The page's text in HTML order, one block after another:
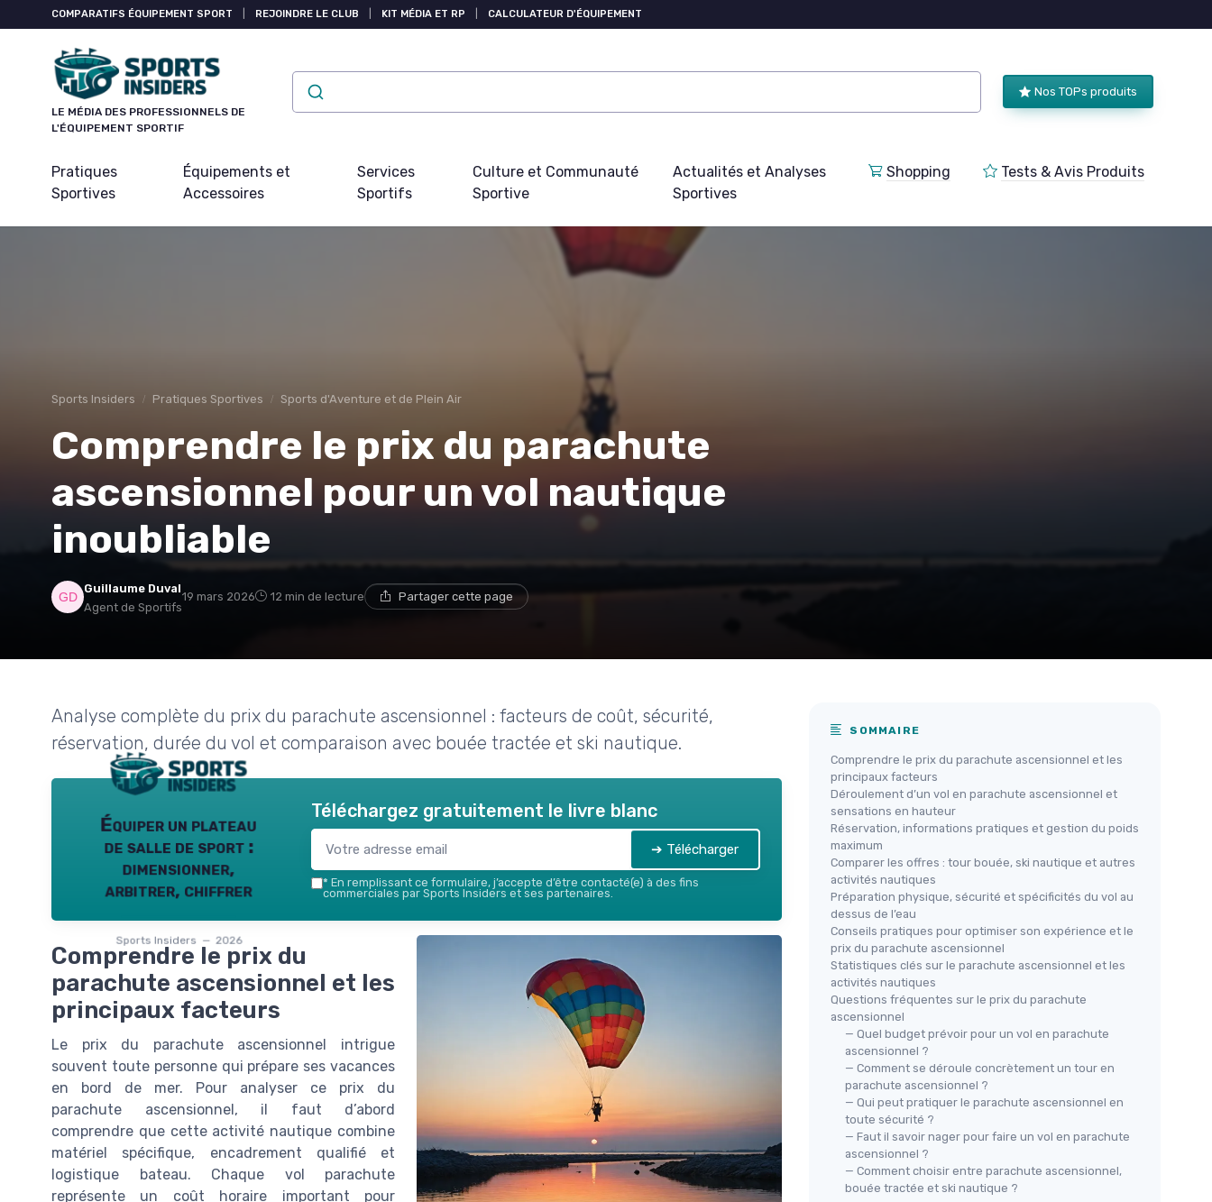
COMPARATIFS ÉQUIPEMENT SPORT REJOINDRE LE CLUB KIT MÉDIA ET RP CALCULATEUR D'ÉQUIPEMENT
LE MÉDIA DES PROFESSIONNELS DE
L'ÉQUIPEMENT SPORTIF
Nos TOPs produits
Pratiques
Sportives
Équipements et
Accessoires
Services
Sportifs
Culture et Communauté
Sportive
Actualités et Analyses
Sportives
Shopping Tests & Avis Produits
Sports Insiders Pratiques Sportives Sports d'Aventure et de Plein Air
Comprendre le prix du parachute
ascensionnel pour un vol nautique
inoubliable
Guillaume Duval
Agent de Sportifs
19 mars 2026 12 min de lecture Partager cette page
Analyse complète du prix du parachute ascensionnel : facteurs de coût, sécurité,
réservation, durée du vol et comparaison avec bouée tractée et ski nautique.
Équiper un plateau
de salle de sport :
dimensionner,
arbitrer, chiffrer
Sports Insiders — 2026
Téléchargez gratuitement le livre blanc
➔ Télécharger
* En remplissant ce formulaire, j’accepte d’être contacté(e) à des fins
commerciales par Sports Insiders et ses partenaires.
Comprendre le prix du
parachute ascensionnel et les
principaux facteurs
Le prix du parachute ascensionnel intrigue
souvent toute personne qui prépare ses vacances
en bord de mer. Pour analyser ce prix du
parachute ascensionnel, il faut d’abord
comprendre que cette activité nautique combine
matériel spécifique, encadrement qualifié et
logistique bateau. Chaque vol parachute
représente un coût horaire important pour
SOMMAIRE
Comprendre le prix du parachute ascensionnel et les
principaux facteurs
Déroulement d’un vol en parachute ascensionnel et
sensations en hauteur
Réservation, informations pratiques et gestion du poids
maximum
Comparer les offres : tour bouée, ski nautique et autres
activités nautiques
Préparation physique, sécurité et spécificités du vol au
dessus de l’eau
Conseils pratiques pour optimiser son expérience et le
prix du parachute ascensionnel
Statistiques clés sur le parachute ascensionnel et les
activités nautiques
Questions fréquentes sur le prix du parachute
ascensionnel
— Quel budget prévoir pour un vol en parachute
ascensionnel ?
— Comment se déroule concrètement un tour en
parachute ascensionnel ?
— Qui peut pratiquer le parachute ascensionnel en
toute sécurité ?
— Faut il savoir nager pour faire un vol en parachute
ascensionnel ?
— Comment choisir entre parachute ascensionnel,
bouée tractée et ski nautique ?
Panneau de gestion des cookies